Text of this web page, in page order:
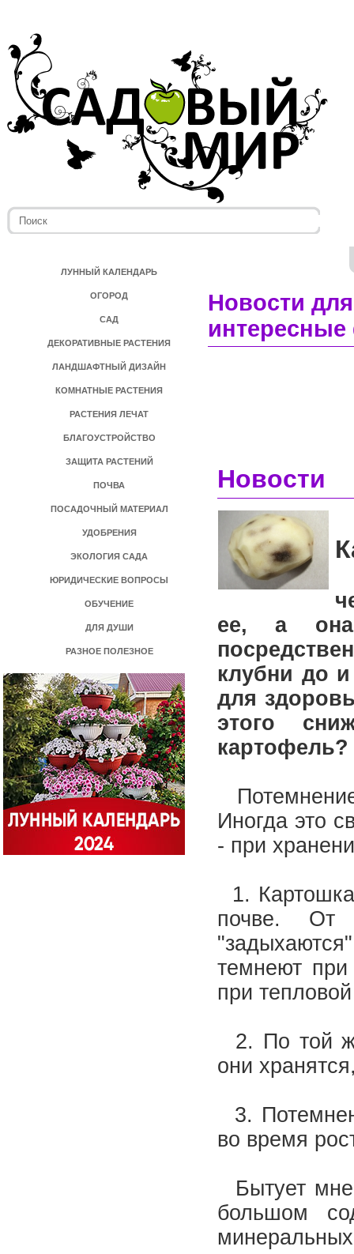
ЛУННЫЙ КАЛЕНДАРЬ
ОГОРОД
САД
ДЕКОРАТИВНЫЕ РАСТЕНИЯ
ЛАНДШАФТНЫЙ ДИЗАЙН
КОМНАТНЫЕ РАСТЕНИЯ
РАСТЕНИЯ ЛЕЧАТ
БЛАГОУСТРОЙСТВО
ЗАЩИТА РАСТЕНИЙ
ПОЧВА
ПОСАДОЧНЫЙ МАТЕРИАЛ
УДОБРЕНИЯ
ЭКОЛОГИЯ САДА
ЮРИДИЧЕСКИЕ ВОПРОСЫ
ОБУЧЕНИЕ
ДЛЯ ДУШИ
РАЗНОЕ ПОЛЕЗНОЕ
Новости
Новости
ее, а она
клубни до
для
этого
картофель?
Иногда это
- при
1.
почве. От
темнеют при
при
2. По той
они
3.
во время
Бытует
большом